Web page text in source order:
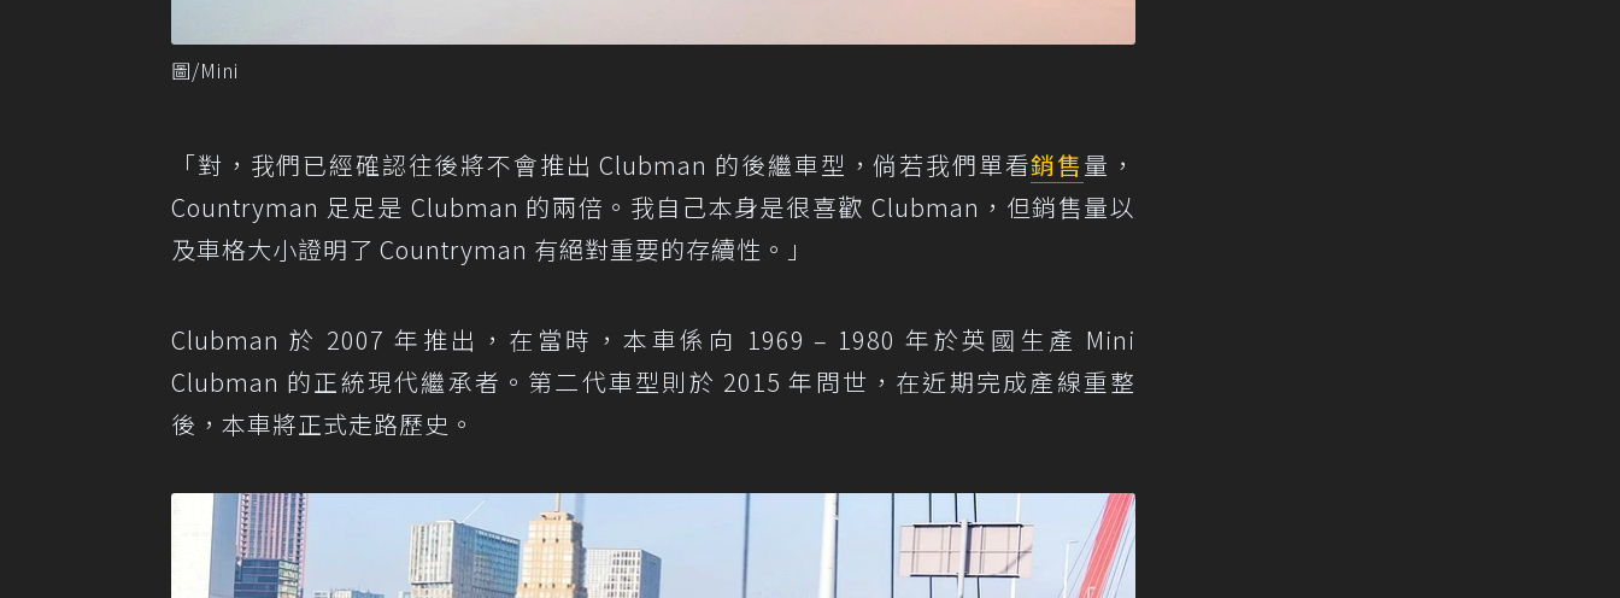
圖/Mini
「對，我們已經確認往後將不會推出 Clubman 的後繼車型，倘若我們單看銷售量，
Countryman 足足是 Clubman 的兩倍。我自己本身是很喜歡 Clubman，但銷售量以
及車格大小證明了 Countryman 有絕對重要的存續性。」
Clubman 於 2007 年推出，在當時，本車係向 1969 – 1980 年於英國生產 Mini
Clubman 的正統現代繼承者。第二代車型則於 2015 年問世，在近期完成產線重整
後，本車將正式走路歷史。